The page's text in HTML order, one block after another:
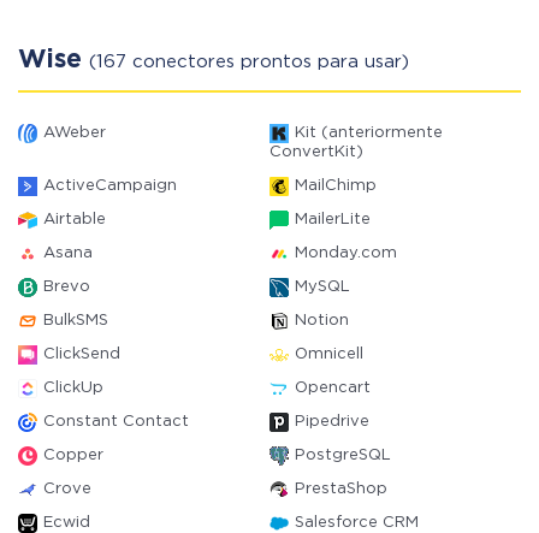
Wise (167 conectores prontos para usar)
AWeber
Kit (anteriormente
ConvertKit)
ActiveCampaign MailChimp
Airtable MailerLite
Asana Monday.com
Brevo MySQL
BulkSMS Notion
ClickSend Omnicell
ClickUp Opencart
Constant Contact Pipedrive
Copper PostgreSQL
Crove PrestaShop
Ecwid Salesforce CRM